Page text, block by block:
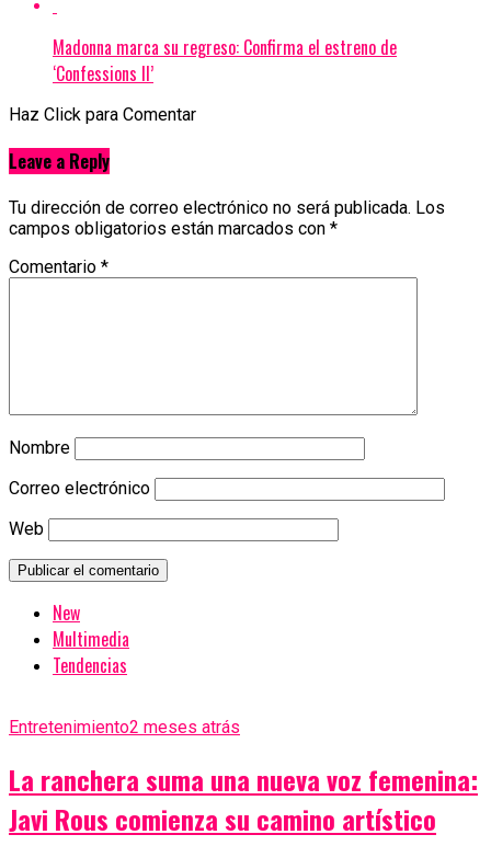
Madonna marca su regreso: Confirma el estreno de
‘Confessions II’
Haz Click para Comentar
Leave a Reply
Tu dirección de correo electrónico no será publicada. Los
campos obligatorios están marcados con *
Comentario *
Nombre
Correo electrónico
Web
New
Multimedia
Tendencias
Entretenimiento2 meses atrás
La ranchera suma una nueva voz femenina:
Javi Rous comienza su camino artístico